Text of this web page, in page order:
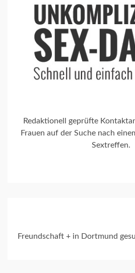
Redaktionell geprüfte
Frauen auf der Suche nach
Sextreffen.
Freundschaft + in Dortmund